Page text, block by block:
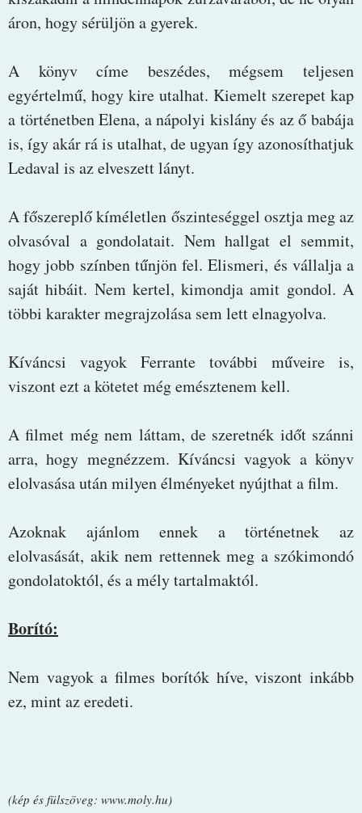
áron, hogy sérüljön a gyerek.
A könyv címe beszédes, mégsem teljesen
egyértelmű, hogy kire utalhat. Kiemelt szerepet kap
a történetben Elena, a nápolyi kislány és az ő babája
is, így akár rá is utalhat, de ugyan így azonosíthatjuk
Ledaval is az elveszett lányt.
A főszereplő kíméletlen őszinteséggel osztja meg az
olvasóval a gondolatait. Nem hallgat el semmit,
hogy jobb színben tűnjön fel. Elismeri, és vállalja a
saját hibáit. Nem kertel, kimondja amit gondol. A
többi karakter megrajzolása sem lett elnagyolva.
Kíváncsi vagyok Ferrante további műveire is,
viszont ezt a kötetet még emésztenem kell.
A filmet még nem láttam, de szeretnék időt szánni
arra, hogy megnézzem. Kíváncsi vagyok a könyv
elolvasása után milyen élményeket nyújthat a film.
Azoknak ajánlom ennek a történetnek az
elolvasását, akik nem rettennek meg a szókimondó
gondolatoktól, és a mély tartalmaktól.
Borító:
Nem vagyok a filmes borítók híve, viszont inkább
ez, mint az eredeti.
(kép és fülszöveg: www.moly.hu)